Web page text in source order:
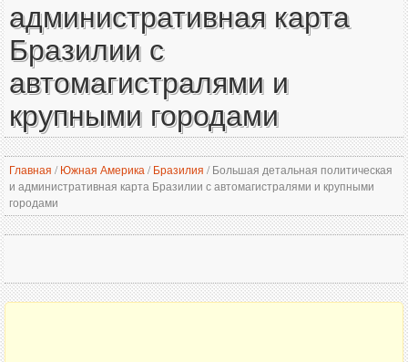
административная карта
Бразилии с
автомагистралями и
крупными городами
Главная / Южная Америка / Бразилия /Большая детальная политическая
и административная карта Бразилии с автомагистралями и крупными
городами